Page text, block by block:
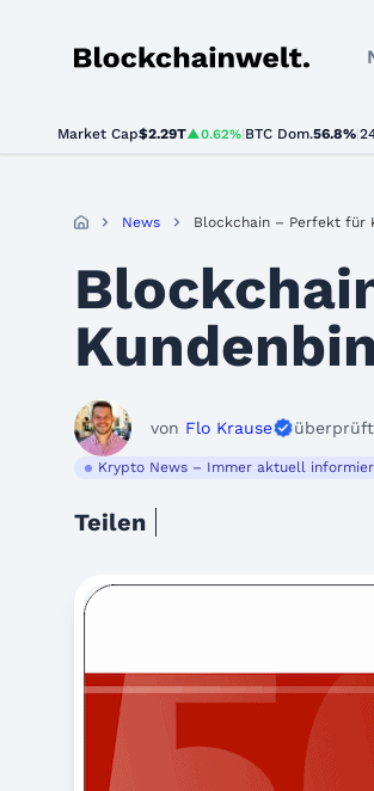
Blockchainwelt
Market Cap$2.29T▲0.62% BTC Dom.56.8%
BTC
News Blockchain – Perfekt für
von Flo Krause
Krypto News – Immer aktuell
Teilen